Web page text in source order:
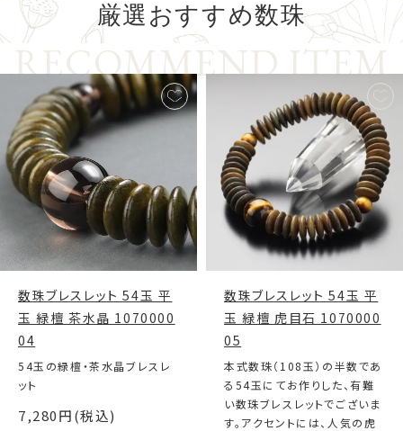
厳選 おすすめ数珠
RECOMMENDITEM
数珠ブレスレット 54玉 平
玉 緑檀 茶水晶 1070000
04
54玉の緑檀・茶水晶ブレスレ
ット
7,280円(税込)
数珠ブレスレット 54玉 平
玉 緑檀 虎目石 1070000
05
本式数珠（108玉）の半数であ
る54玉にてお作りした、有難
い数珠ブレスレットでございま
す。アクセントには、人気の虎